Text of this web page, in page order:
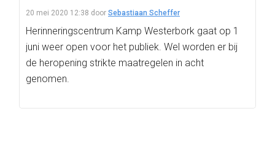
20 mei 2020 12:38 door Sebastiaan Scheffer
Herinneringscentrum Kamp Westerbork gaat op 1
juni weer open voor het publiek. Wel worden er bij
de heropening strikte maatregelen in acht
genomen.